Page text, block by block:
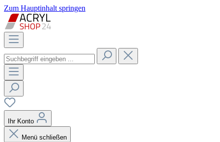
Zum Hauptinhalt springen
Ihr Konto
Menü schließen